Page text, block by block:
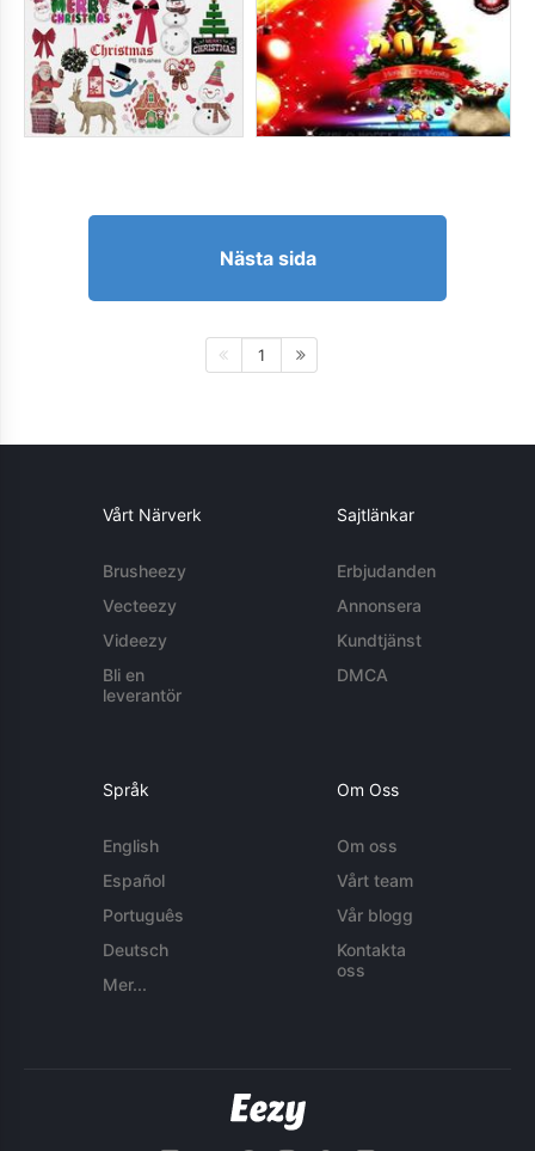
Nästa sida
1
Vårt Närverk
Brusheezy
Vecteezy
Videezy
Bli en
leverantör
Sajtlänkar
Erbjudanden
Annonsera
Kundtjänst
DMCA
Språk
English
Español
Português
Deutsch
Mer...
Om Oss
Om oss
Vårt team
Vår blogg
Kontakta
oss